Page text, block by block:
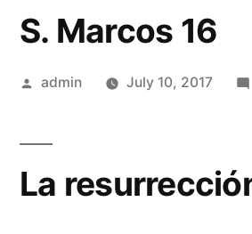
S. Marcos 16
Posted
admin July 10, 2017
La